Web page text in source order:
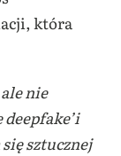
która
nie
sztucznej